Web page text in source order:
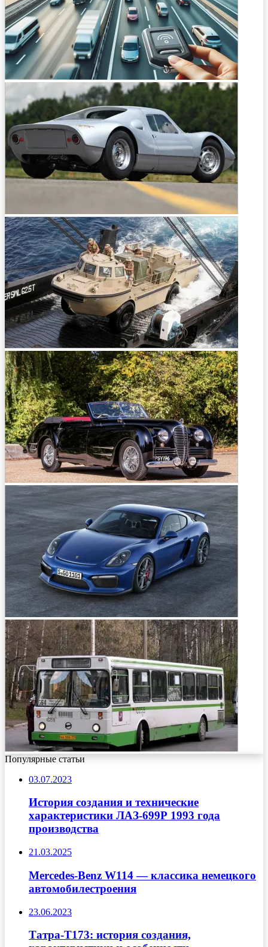
Популярные статьи
03.07.2023
История создания и технические
характеристики ЛАЗ-699Р 1993 года
производства
21.03.2025
Mercedes-Benz W114 — классика немецкого
автомобилестроения
23.06.2023
Татра-Т173: история создания,